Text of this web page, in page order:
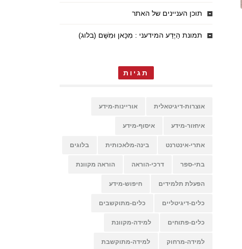
תוכן העניינים של האתר
תמונת הַיֶּדַע המידעני : מִכָּאן וּמִשָּׁם (בלוג)
תגיות
אוצרות-דיגיטאלית אוריינות-מידע
איחזור-מידע איסוף-מידע
אתרי-אינטרנט בינה-מלאכותית בלוגים
בתי-ספר דרכי-הוראה הוראה מקוונת
הפעלת תלמידים חיפוש-מידע
כלים-דיגיטליים כלים-מתוקשבים
כלים-פתוחים למידה-מקוונת
למידה-מרחוק למידה-מתוקשבת